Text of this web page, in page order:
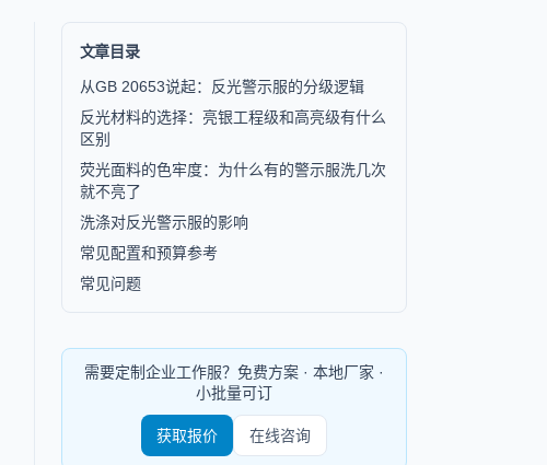
文章目录
从GB 20653说起：反光警示服的分级逻辑
反光材料的选择：亮银工程级和高亮级有什么
区别
荧光面料的色牢度：为什么有的警示服洗几次
就不亮了
洗涤对反光警示服的影响
常见配置和预算参考
常见问题
需要定制企业工作服？免费方案 · 本地厂家 ·
小批量可订
获取报价 在线咨询